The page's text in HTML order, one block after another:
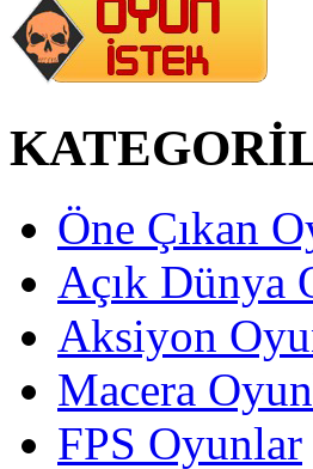
Öne Çıkan
Açık Dünya
Aksiyon
Macera
FPS Oyunlar